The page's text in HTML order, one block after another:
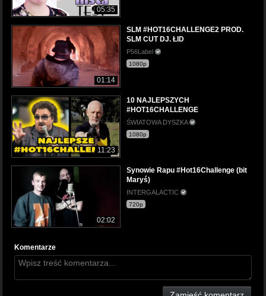
05:35
01:14
SLM #HOT16CHALLENGE2 PROD.
SLM CUT DJ. ŁID
P56Label
1080p
11:23
10 NAJLEPSZYCH
#HOT16CHALLENGE
ŚWIATOWA DYSZKA
1080p
02:02
Synowie Rapu #Hot16Challenge (bit
Maryś)
INTERGALACTIC
720p
Komentarze